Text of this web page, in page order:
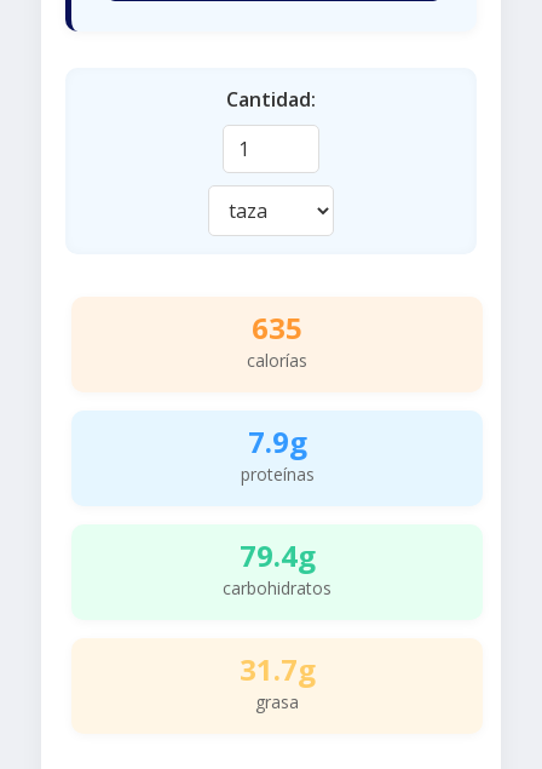
Cantidad:
635
calorías
7.9g
proteínas
79.4g
carbohidratos
31.7g
grasa